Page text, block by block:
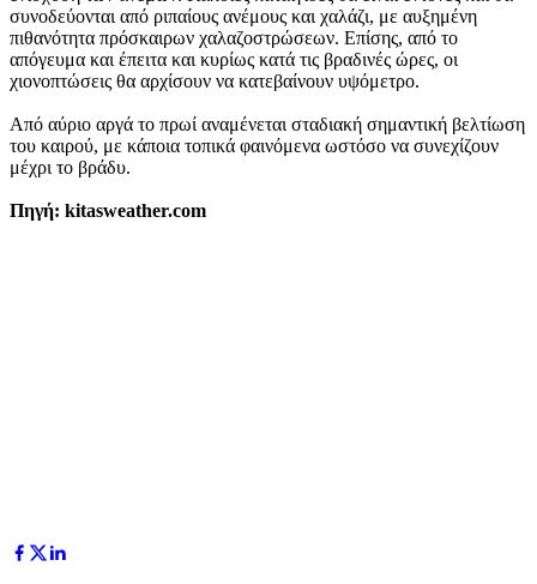
συνοδεύονται από ριπαίους ανέμους και χαλάζι, με αυξημένη
πιθανότητα πρόσκαιρων χαλαζοστρώσεων. Επίσης, από το
απόγευμα και έπειτα και κυρίως κατά τις βραδινές ώρες, οι
χιονοπτώσεις θα αρχίσουν να κατεβαίνουν υψόμετρο.
Από αύριο αργά το πρωί αναμένεται σταδιακή σημαντική βελτίωση
του καιρού, με κάποια τοπικά φαινόμενα ωστόσο να συνεχίζουν
μέχρι το βράδυ.
Πηγή: kitasweather.com